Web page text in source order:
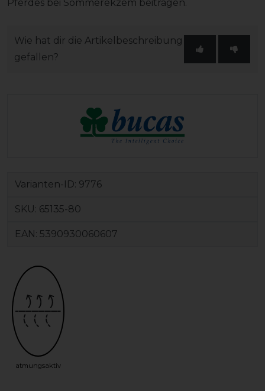
Pferdes bei Sommerekzem beitragen.
Wie hat dir die Artikelbeschreibung
gefallen?
Varianten-ID: 9776
SKU: 65135-80
EAN: 5390930060607
atmungsaktiv